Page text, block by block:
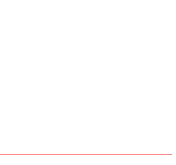
夫婦で予習する 出産の教科書